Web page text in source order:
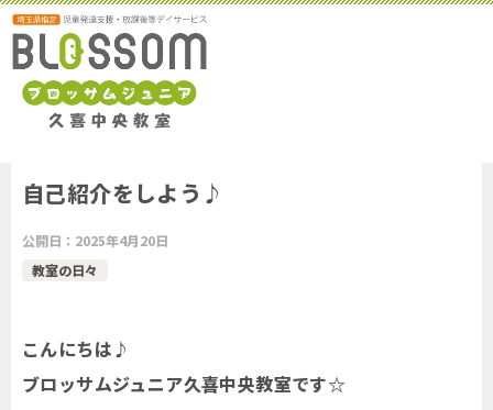
自己紹介をしよう♪
公開日： 2025年4月20日
教室の日々
こんにちは♪
ブロッサムジュニア久喜中央教室です☆